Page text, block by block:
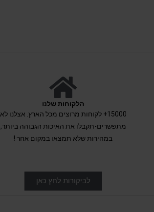
הלקוחות שלנו
15000+ לקוחות מרוצים מכל הארץ. אצלנו לא
מתפשרים-תקבלו את האיכות הגבוהה ביותר,
במהירות שלא תמצאו במקום אחר !
לביקורות לחץ כאן